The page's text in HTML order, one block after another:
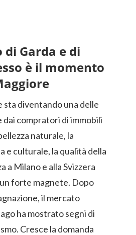
di Garda e di
è il momento
sta diventando una delle
dai compratori di immobili
naturale, la
e culturale, la qualità della
a Milano e alla Svizzera
forte magnete. Dopo
il mercato
ha mostrato segni di
Cresce la domanda